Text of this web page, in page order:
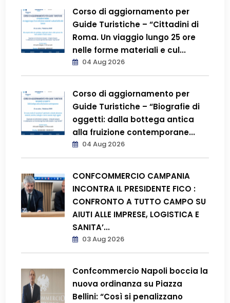
Corso di aggiornamento per
Guide Turistiche – “Cittadini di
Roma. Un viaggio lungo 25 ore
nelle forme materiali e cul...
04 Aug 2026
Corso di aggiornamento per
Guide Turistiche – “Biografie di
oggetti: dalla bottega antica
alla fruizione contemporane...
04 Aug 2026
CONFCOMMERCIO CAMPANIA
INCONTRA IL PRESIDENTE FICO :
CONFRONTO A TUTTO CAMPO SU
AIUTI ALLE IMPRESE, LOGISTICA E
SANITA’...
03 Aug 2026
Confcommercio Napoli boccia la
nuova ordinanza su Piazza
Bellini: “Così si penalizzano